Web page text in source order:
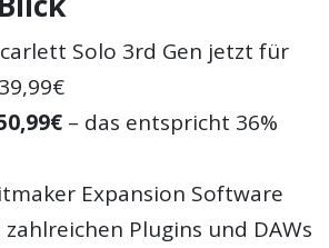
Solo 3rd Gen jetzt für
– das entspricht 36%
Expansion Software
Plugins und DAWs